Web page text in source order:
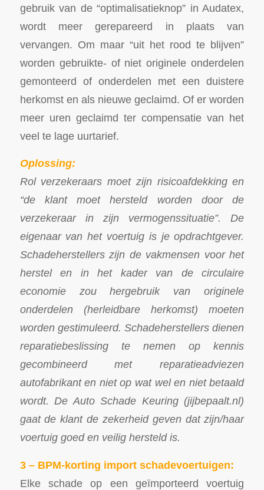
gebruik van de “optimalisatieknop” in Audatex,
wordt meer gerepareerd in plaats van
vervangen. Om maar “uit het rood te blijven”
worden gebruikte- of niet originele onderdelen
gemonteerd of onderdelen met een duistere
herkomst en als nieuwe geclaimd. Of er worden
meer uren geclaimd ter compensatie van het
veel te lage uurtarief.
Oplossing:
Rol verzekeraars moet zijn risicoafdekking en
“de klant moet hersteld worden door de
verzekeraar in zijn vermogenssituatie”. De
eigenaar van het voertuig is je opdrachtgever.
Schadeherstellers zijn de vakmensen voor het
herstel en in het kader van de circulaire
economie zou hergebruik van originele
onderdelen (herleidbare herkomst) moeten
worden gestimuleerd. Schadeherstellers dienen
reparatiebeslissing te nemen op kennis
gecombineerd met reparatieadviezen
autofabrikant en niet op wat wel en niet betaald
wordt. De Auto Schade Keuring (jijbepaalt.nl)
gaat de klant de zekerheid geven dat zijn/haar
voertuig goed en veilig hersteld is.
3 – BPM-korting import schadevoertuigen:
Elke schade op een geïmporteerd voertuig